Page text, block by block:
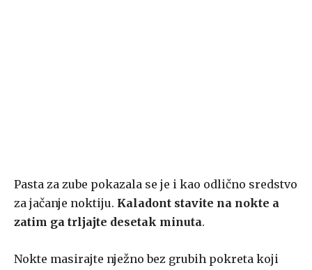
Pasta za zube pokazala se je i kao odlično sredstvo
za jačanje noktiju. Kaladont stavite na nokte a
zatim ga trljajte desetak minuta.
Nokte masirajte nježno bez grubih pokreta koji